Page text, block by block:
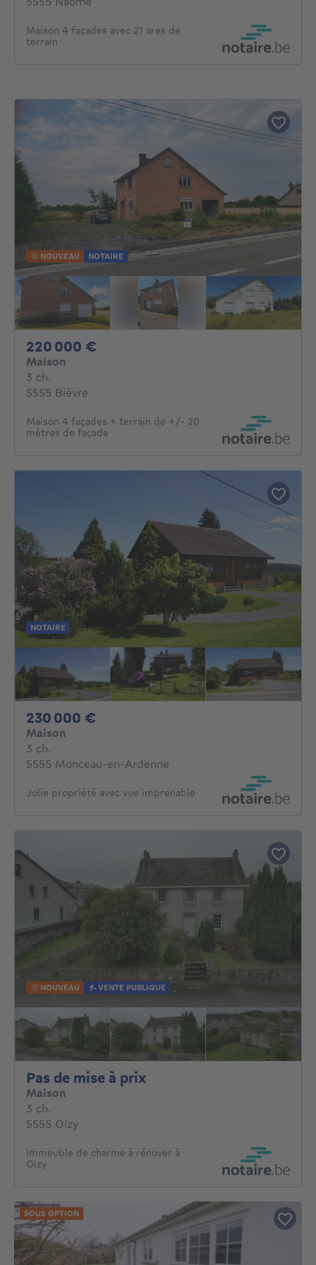
Maison 4 façades avec 21 ares de
terrain
NOUVEAU NOTAIRE
220 000 €
Maison
3 ch.
5555 Bièvre
Maison 4 façades + terrain de +/- 20
mètres de façade
NOTAIRE
230 000 €
Maison
3 ch.
5555 Monceau-en-Ardenne
Jolie propriété avec vue imprenable
NOUVEAU VENTE PUBLIQUE
Pas de mise à prixPas de mise à prix
Maison
3 ch.
5555 Oizy
Immeuble de charme à rénover à
Oizy
SOUS OPTION